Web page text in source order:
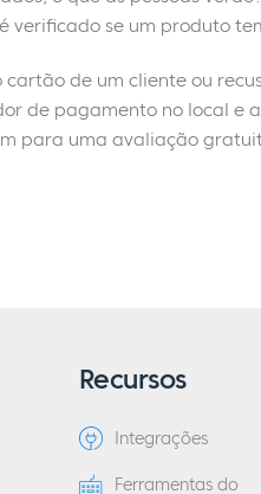
verificado se um produto
cartão de um cliente ou
de pagamento no local e
para uma avaliação
Recursos
Integrações
Ferramentas do